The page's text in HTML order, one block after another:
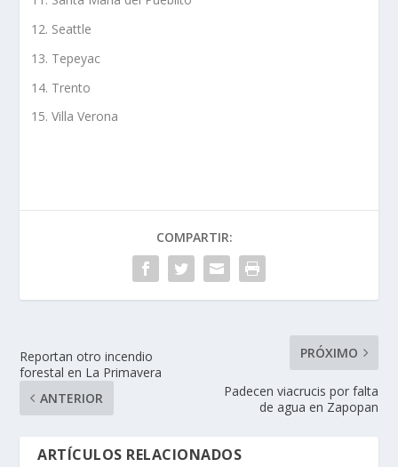
Seattle
Tepeyac
Trento
Villa Verona
COMPARTIR:
Reportan otro incendio
forestal en La Primavera
ANTERIOR
PRÓXIMO
Padecen viacrucis por falta
de agua en Zapopan
ARTÍCULOS RELACIONADOS